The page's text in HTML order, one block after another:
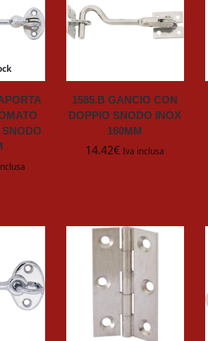
1585.B GANCIO CON
DOPPIO SNODO INOX
160MM
14.42€ Iva inclusa